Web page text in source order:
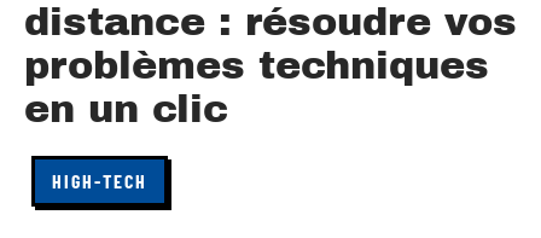
distance : résoudre vos
problèmes techniques
en un clic
HIGH-TECH